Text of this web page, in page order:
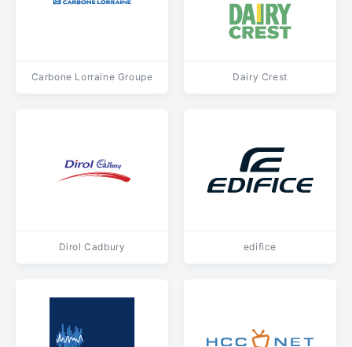
Carbone Lorraine Groupe Dairy Crest
Dirol Cadbury edifice